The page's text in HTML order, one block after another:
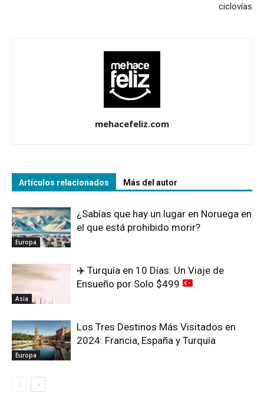
ciclovías
mehacefeliz.com
Artículos relacionados Más del autor
Europa
¿Sabías que hay un lugar en Noruega en
el que está prohibido morir?
Asia
✈️ Turquía en 10 Días: Un Viaje de
Ensueño por Solo $499
Europa
Los Tres Destinos Más Visitados en
2024: Francia, España y Turquía